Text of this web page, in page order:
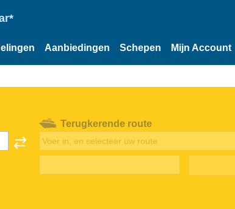
Aanbiedingen Schepen Mijn Account
Terugkerende route